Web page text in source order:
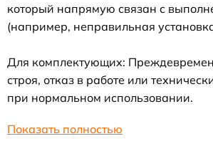
который напрямую связан с
(например, неправильная
Для комплектующих:
строя, отказ в работе или
при нормальном использовании.
Показать полностью